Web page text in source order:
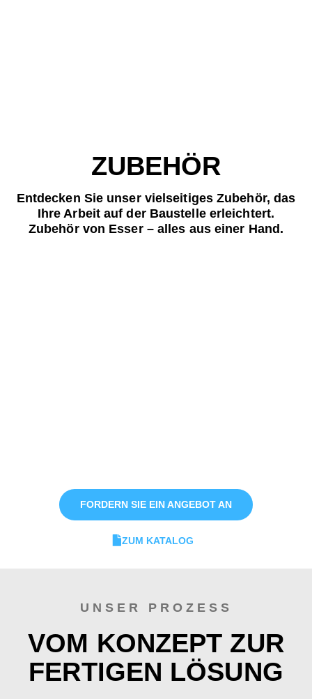
ZUBEHÖR
Entdecken Sie unser vielseitiges Zubehör, das
Ihre Arbeit auf der Baustelle erleichtert.
Zubehör von Esser – alles aus einer Hand.
FORDERN SIE EIN ANGEBOT AN
ZUM KATALOG
UNSER PROZESS
VOM KONZEPT ZUR
FERTIGEN LÖSUNG